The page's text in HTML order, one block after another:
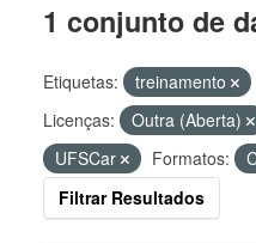
1 conjunto de
Etiquetas: treinamento
Licenças:
Outra (Aberta)
UFSCar
Formatos:
Filtrar Resultados